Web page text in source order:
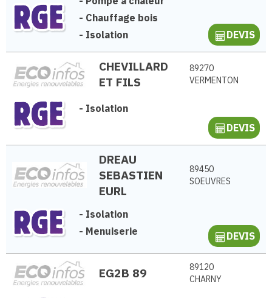
- Chauffage bois
- Isolation DEVIS
CHEVILLARD
ET FILS
89270
VERMENTON
- Isolation
DEVIS
DREAU
SEBASTIEN
EURL
89450
SOEUVRES
- Isolation
- Menuiserie DEVIS
EG2B 89
89120
CHARNY